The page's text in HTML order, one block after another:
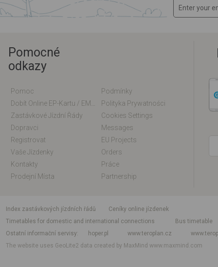
Pomocné
odkazy
Pomoc
Podmínky
Polityka Prywatności
Zastávkové Jízdní Řády
Cookies Settings
Dopravci
Messages
Registrovat
EU Projects
Vaše Jízdenky
Orders
Kontakty
Práce
Prodejní Místa
Partnership
index zastávkových jízdních řádů
Ceníky online jízdenek
Timetables for domestic and international connections
Bus timetable
Ostatní informační servisy
hoper.pl www.teroplan.cz
The website uses GeoLite2 data created by MaxMindwww.maxmind.com